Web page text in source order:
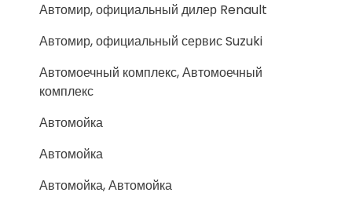
Автомир, официальный дилер Renault
Автомир, официальный сервис Suzuki
Автомоечный комплекс, Автомоечный
комплекс
Автомойка
Автомойка
Автомойка, Автомойка